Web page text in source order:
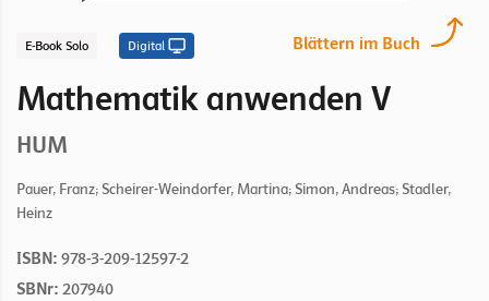
Blättern im Buch
E-Book Solo Digital
Mathematik anwenden V
HUM
Pauer, Franz; Scheirer-Weindorfer, Martina; Simon, Andreas; Stadler,
Heinz
ISBN: 978-3-209-12597-2
SBNr: 207940